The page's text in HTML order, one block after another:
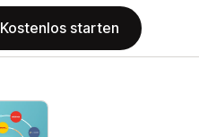
Kostenlos starten